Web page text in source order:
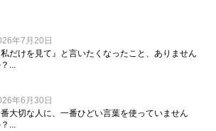
年7月20日
私だけを見て』と言いたくなったこと、ありません
...
年6月30日
大切な人に、一番ひどい言葉を使っていません
...